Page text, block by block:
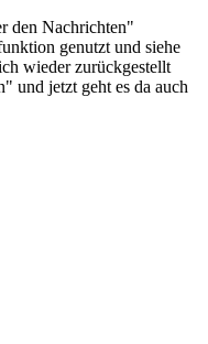
den Nachrichten"
genutzt und siehe
wieder zurückgestellt
und jetzt geht es da auch